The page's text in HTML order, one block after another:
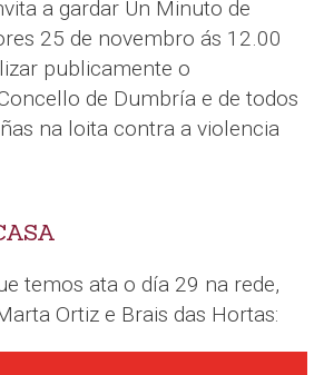
a gardar Un Minuto de
25 de novembro ás 12.00
publicamente o
de Dumbría e de todos
na loita contra a violencia
temos ata o día 29 na rede,
Ortiz e Brais das Hortas: